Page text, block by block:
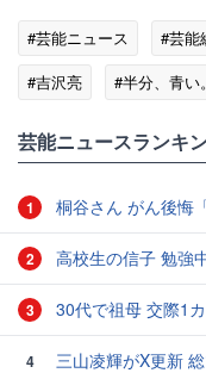
#芸能ニュース #芸能
#吉沢亮
#半分、青い。
芸能ニュースランキ
1 桐谷さん がん後悔
2 高校生の信子 勉強
3 30代で祖母 交際1
4 三山凌輝がX更新